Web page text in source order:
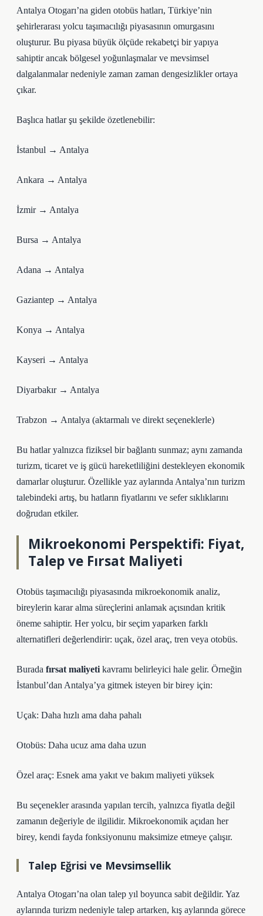
Antalya Otogarı’na giden otobüs hatları, Türkiye’nin
şehirlerarası yolcu taşımacılığı piyasasının omurgasını
oluşturur. Bu piyasa büyük ölçüde rekabetçi bir yapıya
sahiptir ancak bölgesel yoğunlaşmalar ve mevsimsel
dalgalanmalar nedeniyle zaman zaman dengesizliklerortaya
çıkar.
Başlıca hatlar şu şekilde özetlenebilir:
İstanbul → Antalya
Ankara → Antalya
İzmir → Antalya
Bursa → Antalya
Adana → Antalya
Gaziantep → Antalya
Konya → Antalya
Kayseri → Antalya
Diyarbakır → Antalya
Trabzon → Antalya (aktarmalı ve direkt seçeneklerle)
Bu hatlar yalnızca fiziksel bir bağlantı sunmaz; aynı zamanda
turizm, ticaret ve iş gücü hareketliliğini destekleyen ekonomik
damarlar oluşturur. Özellikle yaz aylarında Antalya’nın turizm
talebindeki artış, bu hatların fiyatlarını ve sefer sıklıklarını
doğrudan etkiler.
Mikroekonomi Perspektifi: Fiyat,
Talep ve Fırsat Maliyeti
Otobüs taşımacılığı piyasasında mikroekonomik analiz,
bireylerin karar alma süreçlerini anlamak açısından kritik
öneme sahiptir. Her yolcu, bir seçim yaparken farklı
alternatifleri değerlendirir: uçak, özel araç, tren veya otobüs.
Burada fırsat maliyeti kavramı belirleyici hale gelir. Örneğin
İstanbul’dan Antalya’ya gitmek isteyen bir birey için:
Uçak: Daha hızlı ama daha pahalı
Otobüs: Daha ucuz ama daha uzun
Özel araç: Esnek ama yakıt ve bakım maliyeti yüksek
Bu seçenekler arasında yapılan tercih, yalnızca fiyatla değil
zamanın değeriyle de ilgilidir. Mikroekonomik açıdan her
birey, kendi fayda fonksiyonunu maksimize etmeye çalışır.
Talep Eğrisi ve Mevsimsellik
Antalya Otogarı’na olan talep yıl boyunca sabit değildir. Yaz
aylarında turizm nedeniyle talep artarken, kış aylarında görece